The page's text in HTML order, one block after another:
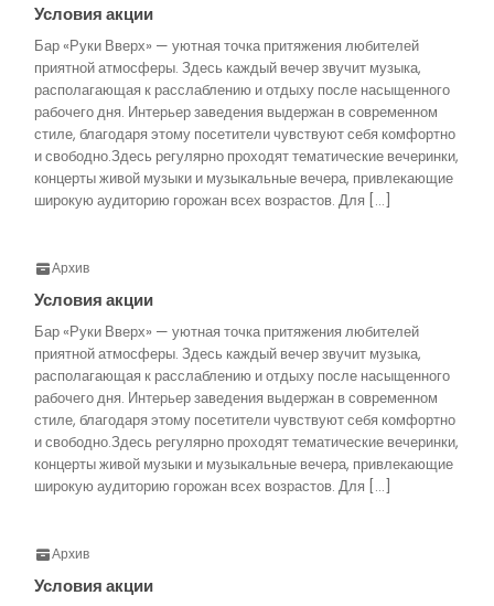
Условия акции
Бар «Руки Вверх» — уютная точка притяжения любителей
приятной атмосферы. Здесь каждый вечер звучит музыка,
располагающая к расслаблению и отдыху после насыщенного
рабочего дня. Интерьер заведения выдержан в современном
стиле, благодаря этому посетители чувствуют себя комфортно
и свободно.Здесь регулярно проходят тематические вечеринки,
концерты живой музыки и музыкальные вечера, привлекающие
широкую аудиторию горожан всех возрастов. Для […]
Архив
Условия акции
Бар «Руки Вверх» — уютная точка притяжения любителей
приятной атмосферы. Здесь каждый вечер звучит музыка,
располагающая к расслаблению и отдыху после насыщенного
рабочего дня. Интерьер заведения выдержан в современном
стиле, благодаря этому посетители чувствуют себя комфортно
и свободно.Здесь регулярно проходят тематические вечеринки,
концерты живой музыки и музыкальные вечера, привлекающие
широкую аудиторию горожан всех возрастов. Для […]
Архив
Условия акции